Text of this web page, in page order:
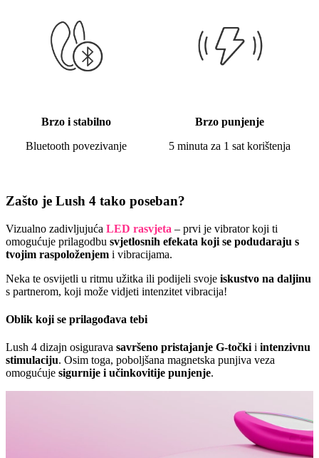
Brzo i stabilno
Bluetooth povezivanje
Brzo punjenje
5 minuta za 1 sat korištenja
Zašto je Lush 4 tako poseban?
Vizualno zadivljujuća LED rasvjeta – prvi je vibrator koji ti
omogućuje prilagodbu svjetlosnih efekata koji se podudaraju s
tvojim raspoloženjem i vibracijama.
Neka te osvijetli u ritmu užitka ili podijeli svoje iskustvo na daljinu
s partnerom, koji može vidjeti intenzitet vibracija!
Oblik koji se prilagođava tebi
Lush 4 dizajn osigurava savršeno pristajanje G-točki i intenzivnu
stimulaciju. Osim toga, poboljšana magnetska punjiva veza
omogućuje sigurnije i učinkovitije punjenje.